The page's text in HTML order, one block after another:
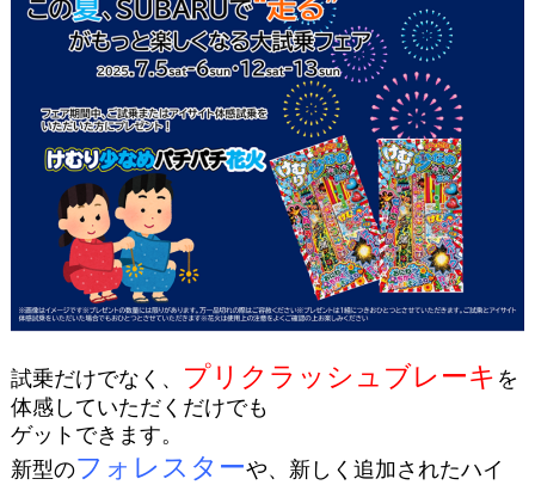
試乗だけでなく、 プリクラッシュブレーキ を
体感していただくだけでも
ゲットできます。
新型のフォレスターや、新しく追加されたハイ